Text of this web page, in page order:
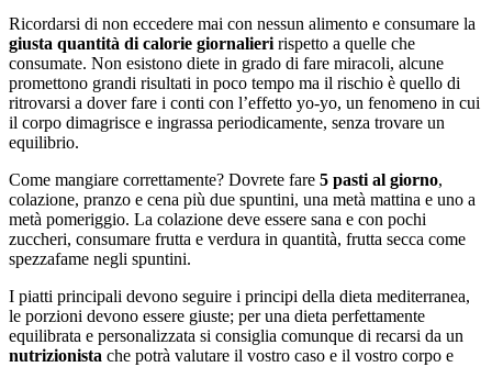
Ricordarsi di non eccedere mai con nessun alimento e consumare la
giusta quantità di calorie giornalieri rispetto a quelle che
consumate. Non esistono diete in grado di fare miracoli, alcune
promettono grandi risultati in poco tempo ma il rischio è quello di
ritrovarsi a dover fare i conti con l’effetto yo-yo, un fenomeno in cui
il corpo dimagrisce e ingrassa periodicamente, senza trovare un
equilibrio.
Come mangiare correttamente? Dovrete fare 5 pasti al giorno,
colazione, pranzo e cena più due spuntini, una metà mattina e uno a
metà pomeriggio. La colazione deve essere sana e con pochi
zuccheri, consumare frutta e verdura in quantità, frutta secca come
spezzafame negli spuntini.
I piatti principali devono seguire i principi della dieta mediterranea,
le porzioni devono essere giuste; per una dieta perfettamente
equilibrata e personalizzata si consiglia comunque di recarsi da un
nutrizionista che potrà valutare il vostro caso e il vostro corpo e